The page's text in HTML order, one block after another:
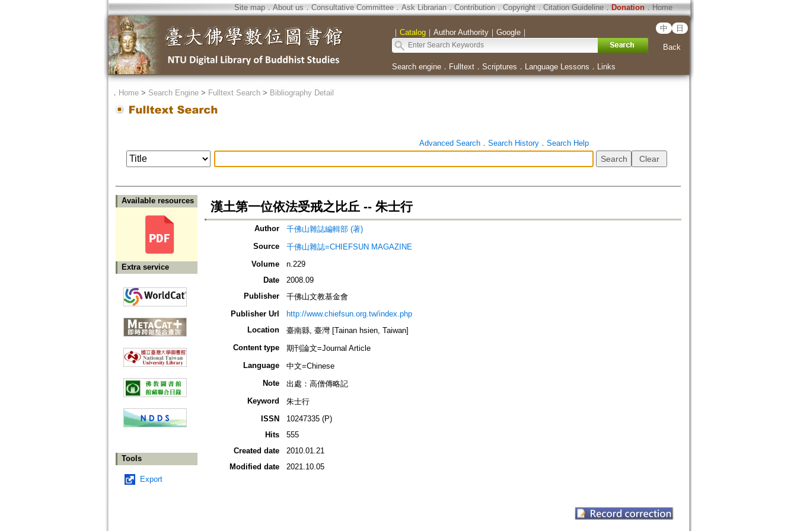
Site map．About us ． Consultative Committee． Ask Librarian． Contribution．Copyright．Citation Guideline． Donation．Home
｜ Catalog｜ Author Authority｜ Google｜ 中 日
Back
Search engine． Fulltext． Scriptures ． Language Lessons ． Links
． Home> Search Engine> Fulltext Search> Bibliography Detail
Advanced Search． Search History． Search Help
Available resources
Extra service
Tools
Export
漢土第一位依法受戒之比丘 -- 朱士行
Author
千佛山雜誌編輯部 (著)
Source
千佛山雜誌=CHIEFSUN MAGAZINE
Volume
n.229
Date
2008.09
Publisher
千佛山文教基金會
Publisher Url
http://www.chiefsun.org.tw/index.php
Location
臺南縣, 臺灣 [Tainan hsien, Taiwan]
Content type
期刊論文=Journal Article
Language
中文=Chinese
Note
出處：高僧傳略記
Keyword
朱士行
ISSN
10247335 (P)
Hits
555
Created date
2010.01.21
Modified date
2021.10.05